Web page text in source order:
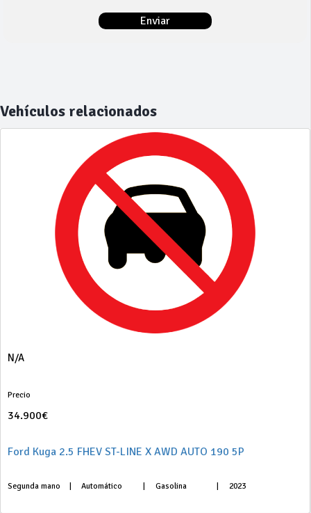
Vehículos relacionados
N/A
Precio
34.900€
Ford Kuga 2.5 FHEV ST-LINE X AWD AUTO 190 5P
Segunda mano Automático Gasolina 2023